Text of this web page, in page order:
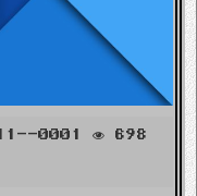
0001
698